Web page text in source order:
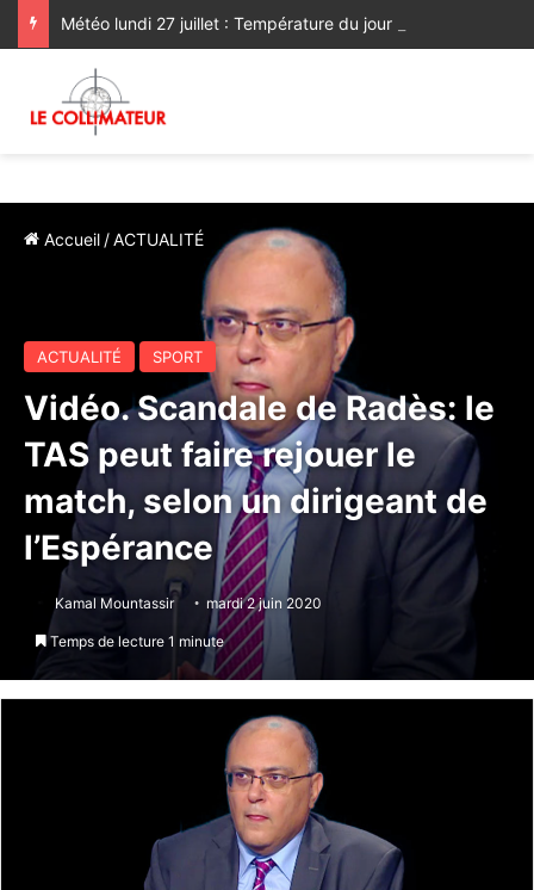
Accueil /ACTUALITÉ
ACTUALITÉ SPORT
Vidéo. Scandale de Radès: le
TAS peut faire rejouer le
match, selon un dirigeant de
l’Espérance
Kamal Mountassir mardi 2 juin 2020
Temps de lecture 1 minute